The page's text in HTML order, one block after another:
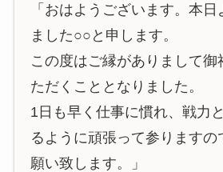
「おはようございます。本
ました○○と申します。
この度はご縁がありまして御
ただくこととなりました。
1日も早く仕事に慣れ、戦力
るように頑張って参りますの
願い致します。」